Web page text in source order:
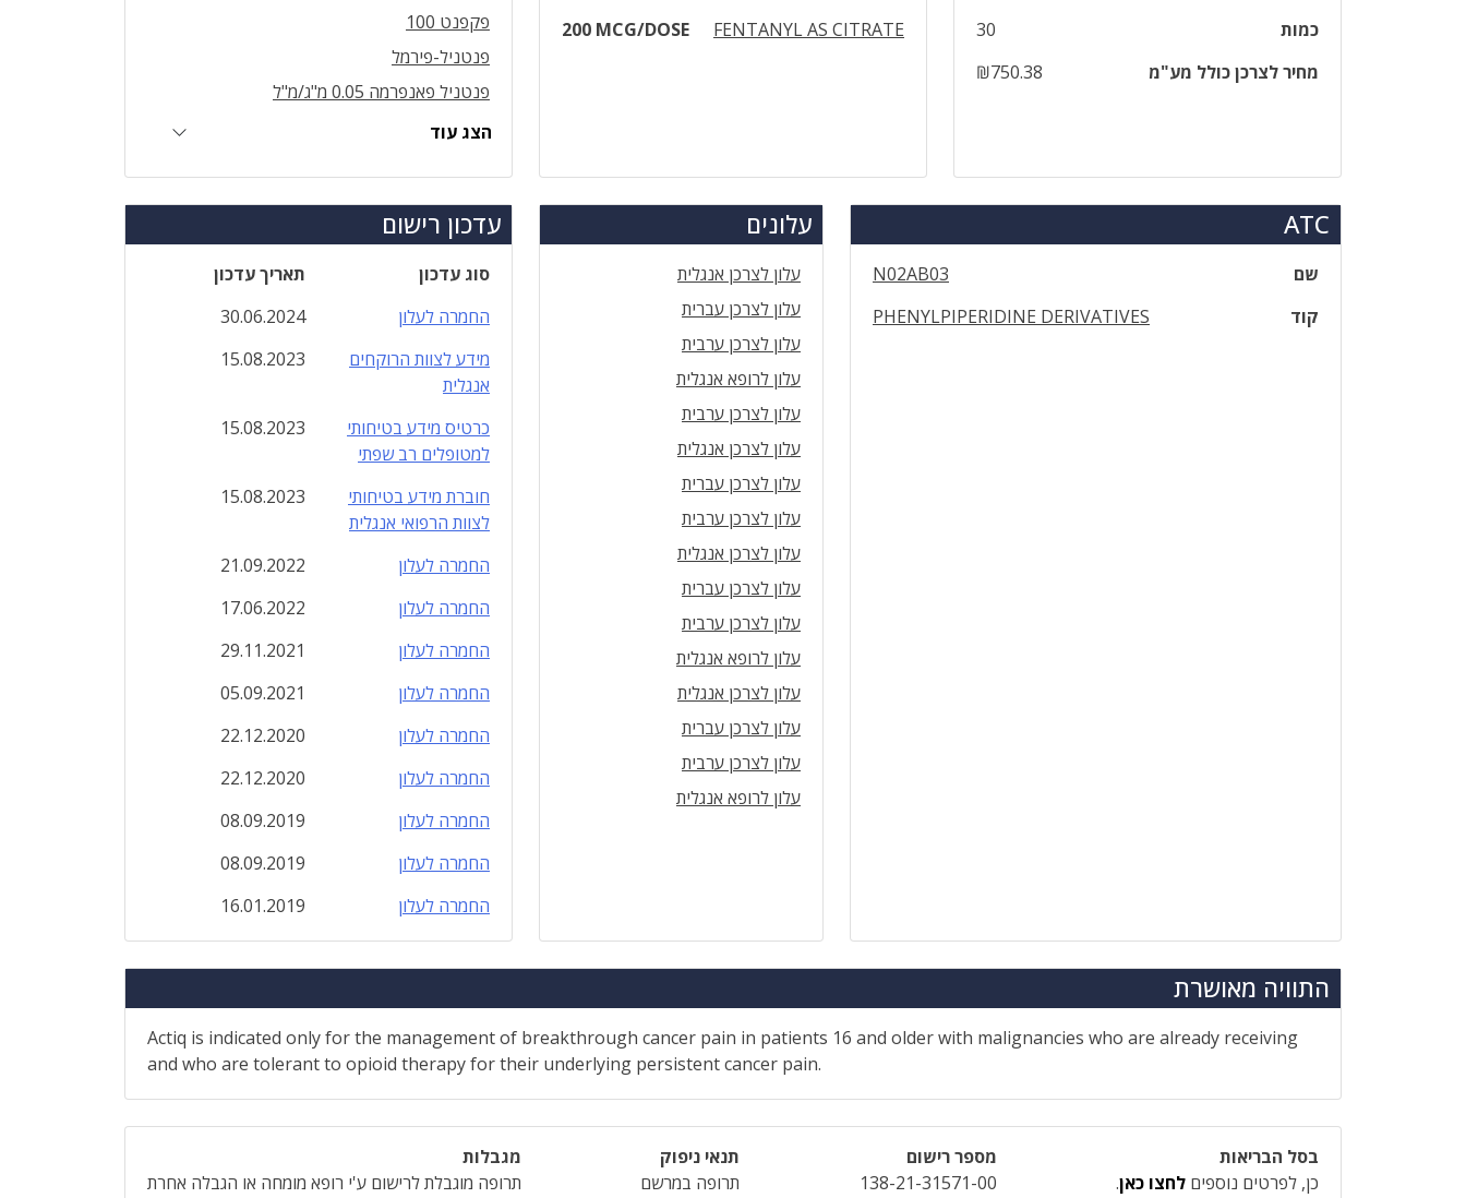
כמות
30
מחיר לצרכן כולל מע"מ
₪750.38
FENTANYL AS CITRATE
200 MCG/DOSE
פקפנט 100
פנטניל-פירמל
פנטניל פאנפרמה 0.05 מ"ג/מ"ל
הצג עוד
ATC
שם
N02AB03
קוד
PHENYLPIPERIDINE DERIVATIVES
עלונים
עלון לצרכן אנגלית
עלון לצרכן עברית
עלון לצרכן ערבית
עלון לרופא אנגלית
עלון לצרכן ערבית
עלון לצרכן אנגלית
עלון לצרכן עברית
עלון לצרכן ערבית
עלון לצרכן אנגלית
עלון לצרכן עברית
עלון לצרכן ערבית
עלון לרופא אנגלית
עלון לצרכן אנגלית
עלון לצרכן עברית
עלון לצרכן ערבית
עלון לרופא אנגלית
עדכון רישום
סוג עדכון
תאריך עדכון
החמרה לעלון
30.06.2024
מידע לצוות הרוקחים
אנגלית
15.08.2023
כרטיס מידע בטיחותי
למטופלים רב שפתי
15.08.2023
חוברת מידע בטיחותי
לצוות הרפואי אנגלית
15.08.2023
החמרה לעלון
21.09.2022
החמרה לעלון
17.06.2022
החמרה לעלון
29.11.2021
החמרה לעלון
05.09.2021
החמרה לעלון
22.12.2020
החמרה לעלון
22.12.2020
החמרה לעלון
08.09.2019
החמרה לעלון
08.09.2019
החמרה לעלון
16.01.2019
התוויה מאושרת
Actiq is indicated only for the management of breakthrough cancer pain in patients 16 and older with malignancies who are already receiving
and who are tolerant to opioid therapy for their underlying persistent cancer pain.
בסל הבריאות
כן, לפרטים נוספים לחצו כאן.
מספר רישום
138-21-31571-00
תנאי ניפוק
תרופה במרשם
מגבלות
תרופה מוגבלת לרישום ע'י רופא מומחה או הגבלה אחרת